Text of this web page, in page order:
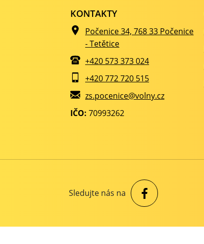
KONTAKTY
Počenice 34, 768 33 Počenice
- Tetětice
+420 573 373 024
+420 772 720 515
zs.pocenice@volny.cz
IČO: 70993262
Sledujte nás na